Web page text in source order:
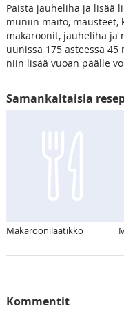
Paista jauheliha ja lisää
muniin maito, mausteet,
makaroonit, jauheliha ja
uunissa 175 asteessa
niin lisää vuoan päälle
Samankaltaisia
Makaroonilaatikko
Kommentit